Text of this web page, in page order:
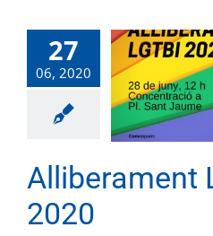
27
06, 2020
Alliberament
2020